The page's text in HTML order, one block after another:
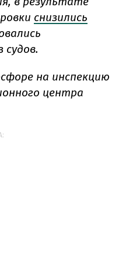
снизились
судов.
на инспекцию
центра